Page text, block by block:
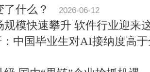
什么？
2026-06-12
规模快速攀升 软件行业迎来
：中国毕业生对AI接纳度高